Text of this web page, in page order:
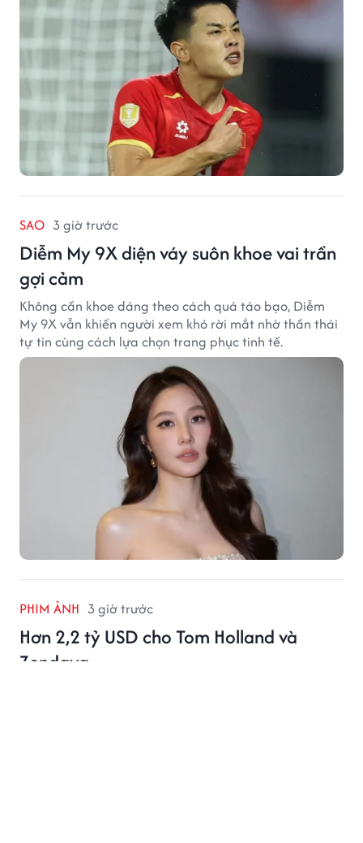
SAO 3 giờ trước
Diễm My 9X diện váy suôn khoe vai trần
gợi cảm
Không cần khoe dáng theo cách quá táo bạo, Diễm
My 9X vẫn khiến người xem khó rời mắt nhờ thần thái
tự tin cùng cách lựa chọn trang phục tinh tế.
PHIM ẢNH 3 giờ trước
Hơn 2,2 tỷ USD cho Tom Holland và
Zendaya